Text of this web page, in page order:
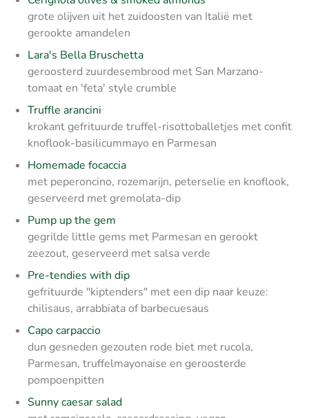
grote olijven uit het zuidoosten van Italië met
gerookte amandelen
Lara's Bella Bruschetta
geroosterd zuurdesembrood met San Marzano-
tomaat en 'feta' style crumble
Truffle arancini
krokant gefrituurde truffel-risottoballetjes met confit
knoflook-basilicummayo en Parmesan
Homemade focaccia
met peperoncino, rozemarijn, peterselie en knoflook,
geserveerd met gremolata-dip
Pump up the gem
gegrilde little gems met Parmesan en gerookt
zeezout, geserveerd met salsa verde
Pre-tendies with dip
gefrituurde "kiptenders" met een dip naar keuze:
chilisaus, arrabbiata of barbecuesaus
Capo carpaccio
dun gesneden gezouten rode biet met rucola,
Parmesan, truffelmayonaise en geroosterde
pompoenpitten
Sunny caesar salad